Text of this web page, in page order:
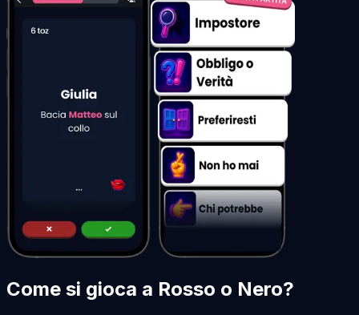
Come si gioca a Rosso o Nero?